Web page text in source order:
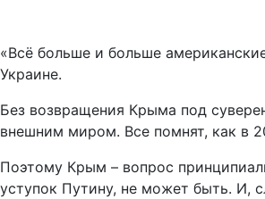
«Всё больше и больше
Украине.
Без возвращения Крыма под
внешним миром. Все помнят, как в
Поэтому Крым – вопрос
уступок Путину, не может быть. И,